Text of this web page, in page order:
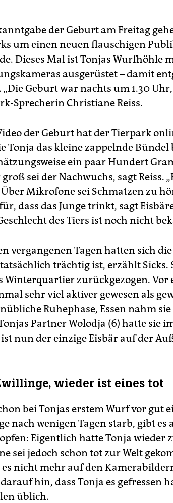
der Geburt am Freitag
um einen neuen flauschigen
Dieses Mal ist Tonjas Wurfhöhle
ausgerüstet – damit
Geburt war nachts um 1.30
Sprecherin Christiane Reiss.
der Geburt hat der Tierpark
Tonja das kleine zappelnde
ein paar Hundert
sei der Nachwuchs, sagt Reiss.
Mikrofone sei Schmatzen zu
dass das Junge trinkt, sagt
des Tiers ist noch nicht
vergangenen Tagen hatten sich
trächtig ist, erzählt Sicks.
Winterquartier zurückgezogen. Vor
sehr viel aktiver gewesen als
Ruhephase, Essen nahm
Partner Wolodja (6) hatte sie
ist nun der einzige Eisbär auf der
wieder ist eines tot
bei Tonjas erstem Wurf vor gut
nach wenigen Tagen starb, gibt es
Eigentlich hatte Tonja wieder
sei jedoch schon tot zur Welt
es nicht mehr auf den
hin, dass Tonja es gefressen
üblich.